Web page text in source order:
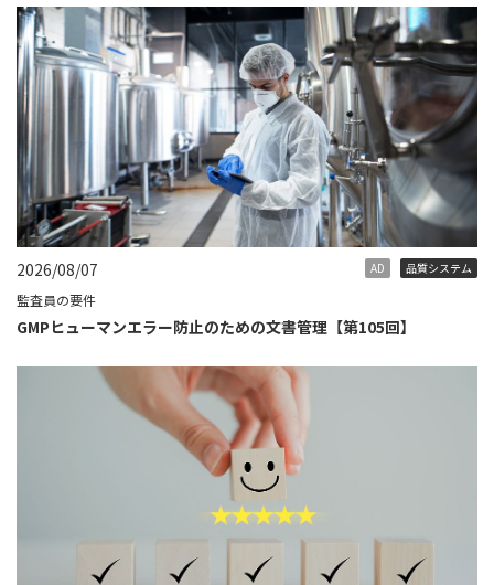
2026/08/07 AD 品質システム
監査員の要件
GMPヒューマンエラー防止のための文書管理【第105回】